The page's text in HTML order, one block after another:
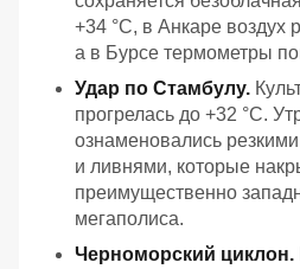
+34 °C, в Анкаре воздух
а в Бурсе термометры
Удар по Стамбулу.
прогрелась до +32 °C.
ознаменовались
и ливнями, которые
преимущественно
мегаполиса.
Черноморский циклон.